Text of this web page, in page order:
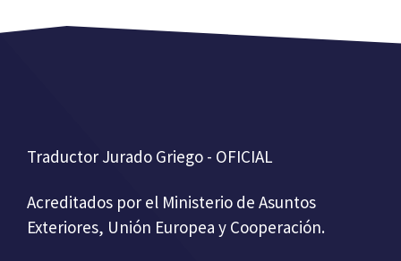
Traductor Jurado Griego - OFICIAL
Acreditados por el Ministerio de Asuntos
Exteriores, Unión Europea y Cooperación.